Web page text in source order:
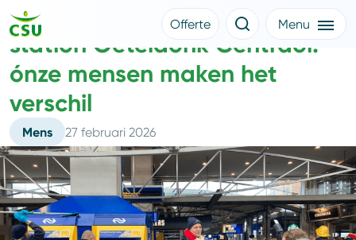
Meer CSU
Nieuws
Klantverhalen
Over CSU
Werken bij CSU
Medewerkers
CSU Login
Offerte aanvragen
Offerte Menu
Achter de schermen van
station Oeteldonk Centraol:
ónze mensen maken het
verschil
Mens 27 februari 2026